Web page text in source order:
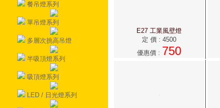
餐吊燈系列
單吊燈系列
多層次挑高吊燈
半吸頂燈系列
吸頂燈系列
LED / 日光燈系列
E27 工業風壁燈
定 價 : 4500
優惠價 : 750